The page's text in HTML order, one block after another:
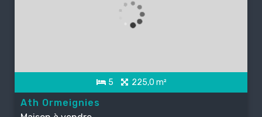
5 225,0 m²
Ath Ormeignies